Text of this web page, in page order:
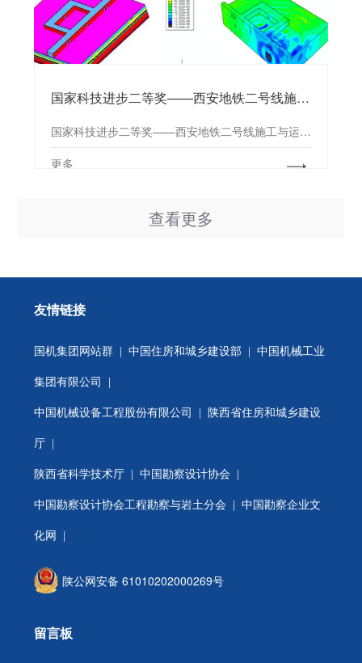
国家科技进步二等奖——西安地铁二号线施工与运行对西安城墙、钟楼影响专题研究
国家科技进步二等奖——西安地铁二号线施工与运行对西安城墙、钟楼影响专题研究
更多
查看更多
友情链接
国机集团网站群 中国住房和城乡建设部 中国机械工业
集团有限公司
中国机械设备工程股份有限公司 陕西省住房和城乡建设
厅
陕西省科学技术厅 |中国勘察设计协会
中国勘察设计协会工程勘察与岩土分会 | 中国勘察企业文
化网 |
陕公网安备 61010202000269号
留言板